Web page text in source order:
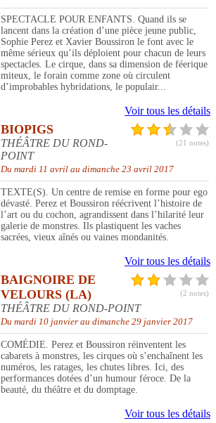
SPECTACLE POUR ENFANTS. Quand ils se
lancent dans la création d’une pièce jeune public,
Sophie Perez et Xavier Boussiron le font avec le
même sérieux qu’ils déploient pour chacun de leurs
spectacles. Le cirque, dans sa dimension de féerique
miteux, le forain comme zone où circulent
d’improbables hybridations, le populair...
Voir tous les détails
(21 notes)
BIOPIGS
THÉÂTRE DU ROND-
POINT
Du mardi 11 avril au dimanche 23 avril 2017
TEXTE(S). Un centre de remise en forme pour ego
dévasté. Perez et Boussiron réécrivent l’histoire de
l’art ou du cochon, agrandissent dans l’hilarité leur
galerie de monstres. Ils plastiquent les vaches
sacrées, vieux aînés ou vaines mondanités.
Voir tous les détails
(2 notes)
BAIGNOIRE DE
VELOURS (LA)
THÉÂTRE DU ROND-POINT
Du mardi 10 janvier au dimanche 29 janvier 2017
COMÉDIE. Perez et Boussiron réinventent les
cabarets à monstres, les cirques où s’enchaînent les
numéros, les ratages, les chutes libres. Ici, des
performances dotées d’un humour féroce. De la
beauté, du théâtre et du domptage.
Voir tous les détails